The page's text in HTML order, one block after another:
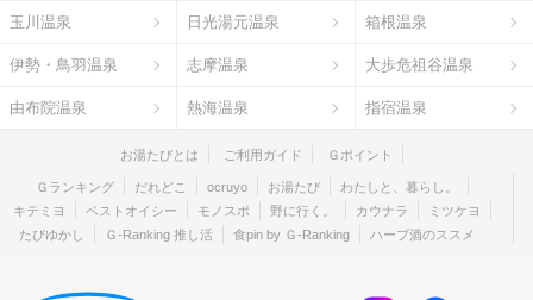
玉川温泉 日光湯元温泉 箱根温泉
伊勢・鳥羽温泉 志摩温泉 大歩危祖谷温泉
由布院温泉 熱海温泉 指宿温泉
お湯たびとは ご利用ガイド Ｇポイント
Ｇランキング だれどこ ocruyo お湯たび
わたしと、暮らし。
キテミヨ
ベストオイシー モノスポ 野に行く。 カウナラ
ミツケヨ
たびゆかし
Ｇ-Ranking 推し活 食pin by Ｇ-Ranking ハーブ酒のススメ